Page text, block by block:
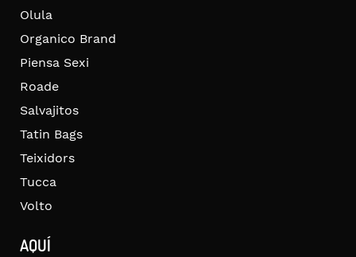
Olula
Organico Brand
Piensa Sexi
Roade
Salvajitos
Tatin Bags
Teixidors
Tucca
Volto
AQUÍ